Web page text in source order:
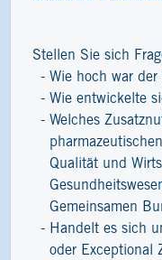
Stellen Sie sich
Wie hoch war
Wie entwickelte
Welches
Qualität und
Gemeinsamen
Handelt es sich
oder Exceptional